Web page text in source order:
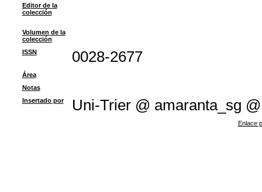
Editor de la
colección
Volumen de la
colección
ISSN
0028-2677
Área
Notas
Insertado por
Uni-Trier @ amaranta_sg @
Enlace